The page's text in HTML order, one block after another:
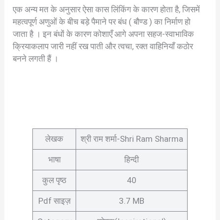
एक अन्य मत के अनुसार ऐसा कास लिंकिंग के कारण होता है, जिसमें
महत्वपूर्ण अणुओं के बीच बड़े पैमाने पर बंध ( बौण्ड ) का निर्माण हो
जाता है । इन बंधों के कारण कोशाएँ आगे अपना सहज-स्वाभाविक
क्रियाकलाप जारी नहीं रख पाती और त्वचा, रक्त वाहिनियाँ कठोर
बनने लगती हैं ।
लेखक श्री राम शर्मा-Shri Ram Sharma
भाषा हिन्दी
कुल पृष्ठ 40
Pdf साइज़ 3.7 MB